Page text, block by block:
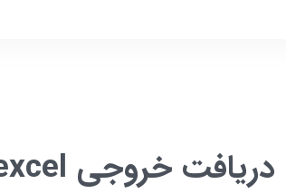
دریافت خروجی excel